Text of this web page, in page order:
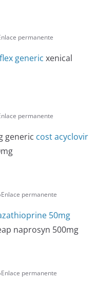
permanente
generic xenical
permanente
generic cost acyclovir
Enlace permanente
50mg
naprosyn 500mg
Enlace permanente